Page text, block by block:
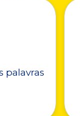
palavras